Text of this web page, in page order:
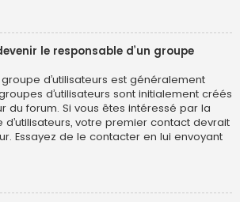
le responsable d’un groupe
d’utilisateurs est généralement
d’utilisateurs sont initialement créés
du forum. Si vous êtes intéressé par la
d’utilisateurs, votre premier contact devrait
Essayez de le contacter en lui envoyant